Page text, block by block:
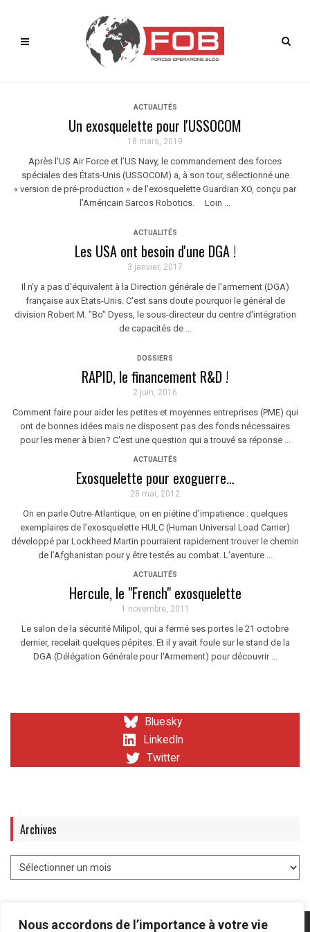
Nous accordons de l’importance à votre vie
ACTUALITÉS
Un exosquelette pour l'USSOCOM
18 mars, 2019
Après l’US Air Force et l’US Navy, le commandement des forces
spéciales des États-Unis (USSOCOM) a, à son tour, sélectionné une
« version de pré-production » de l’exosquelette Guardian XO, conçu par
l’Américain Sarcos Robotics. Loin ...
ACTUALITÉS
Les USA ont besoin d'une DGA !
3 janvier, 2017
Il n'y a pas d'équivalent à la Direction générale de l'armement (DGA)
française aux Etats-Unis. C'est sans doute pourquoi le général de
division Robert M. "Bo" Dyess, le sous-directeur du centre d'intégration
de capacités de ...
DOSSIERS
RAPID, le financement R&D !
2 juin, 2016
Comment faire pour aider les petites et moyennes entreprises (PME) qui
ont de bonnes idées mais ne disposent pas des fonds nécessaires
pour les mener à bien? C'est une question qui a trouvé sa réponse ...
ACTUALITÉS
Exosquelette pour exoguerre…
28 mai, 2012
On en parle Outre-Atlantique, on en piétine d’impatience : quelques
exemplaires de l’exosquelette HULC (Human Universal Load Carrier)
développé par Lockheed Martin pourraient rapidement trouver le chemin
de l’Afghanistan pour y être testés au combat. L’aventure ...
ACTUALITÉS
Hercule, le "French" exosquelette
1 novembre, 2011
Le salon de la sécurité Milipol, qui a fermé ses portes le 21 octobre
dernier, recelait quelques pépites. Et il y avait foule sur le stand de la
DGA (Délégation Générale pour l'Armement) pour découvrir ...
Bluesky
LinkedIn
Twitter
Archives